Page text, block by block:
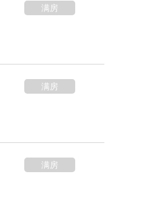
满房
满房
满房